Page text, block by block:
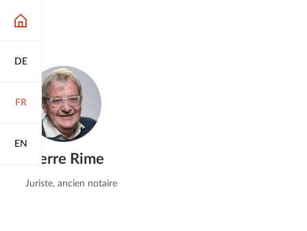
DE
FR
EN
Pierre Rime
Juriste, ancien notaire